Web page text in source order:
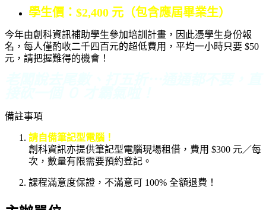
學生價：$2,400 元（包含應屆畢業生）
今年由創科資訊補助學生參加培訓計畫，因此憑學生身份報
名，每人僅酌收二千四百元的超低費用，平均一小時只要 $50
元，請把握難得的機會！
備註事項
請自備筆記型電腦！
創科資訊亦提供筆記型電腦現場租借，費用 $300 元／每
次，數量有限需要預約登記。
課程滿意度保證，不滿意可 100% 全額退費！